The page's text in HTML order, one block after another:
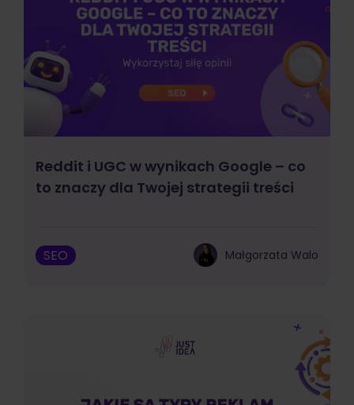
Reddit i UGC w wynikach Google – co
to znaczy dla Twojej strategii treści
SEO Małgorzata Walo